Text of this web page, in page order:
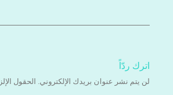
اترك ردّاً
لن يتم نشر عنوان بريدك الإلكتروني. الحقول